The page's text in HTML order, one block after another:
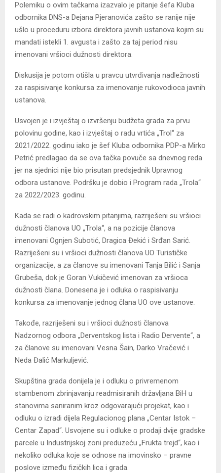
Polemiku o ovim tačkama izazvalo je pitanje šefa Kluba
odbornika DNS-a Dejana Pjeranovića zašto se ranije nije
ušlo u proceduru izbora direktora javnih ustanova kojim su
mandati istekli 1. avgusta i zašto za taj period nisu
imenovani vršioci dužnosti direktora.
Diskusija je potom otišla u pravcu utvrđivanja nadležnosti
za raspisivanje konkursa za imenovanje rukovodioca javnih
ustanova.
Usvojen je i izvještaj o izvršenju budžeta grada za prvu
polovinu godine, kao i izvještaj o radu vrtića „Trol“ za
2021/2022. godinu iako je šef Kluba odbornika PDP-a Mirko
Petrić predlagao da se ova tačka povuče sa dnevnog reda
jer na sjednici nije bio prisutan predsjednik Upravnog
odbora ustanove. Podršku je dobio i Program rada „Trola“
za 2022/2023. godinu.
Kada se radi o kadrovskim pitanjima, razriješeni su vršioci
dužnosti članova UO „Trola“, a na pozicije članova
imenovani Ognjen Subotić, Dragica Đekić i Srđan Sarić.
Razriješeni su i vršioci dužnosti članova UO Turističke
organizacije, a za članove su imenovani Tanja Bilić i Sanja
Grubeša, dok je Goran Vukičević imenovan za vršioca
dužnosti člana. Donesena je i odluka o raspisivanju
konkursa za imenovanje jednog člana UO ove ustanove.
Takođe, razriješeni su i vršioci dužnosti članova
Nadzornog odbora „Derventskog lista i Radio Dervente“, a
za članove su imenovani Vesna Šain, Darko Vračević i
Neda Đalić Markuljević.
Skupština grada donijela je i odluku o privremenom
stambenom zbrinjavanju readmisiranih državljana BiH u
stanovima saniranim kroz odgovarajući projekat, kao i
odluku o izradi dijela Regulacionog plana „Centar Istok –
Centar Zapad“. Usvojene su i odluke o prodaji dvije gradske
parcele u Industrijskoj zoni preduzeću „Frukta trejd“, kao i
nekoliko odluka koje se odnose na imovinsko – pravne
poslove između fizičkih lica i grada.